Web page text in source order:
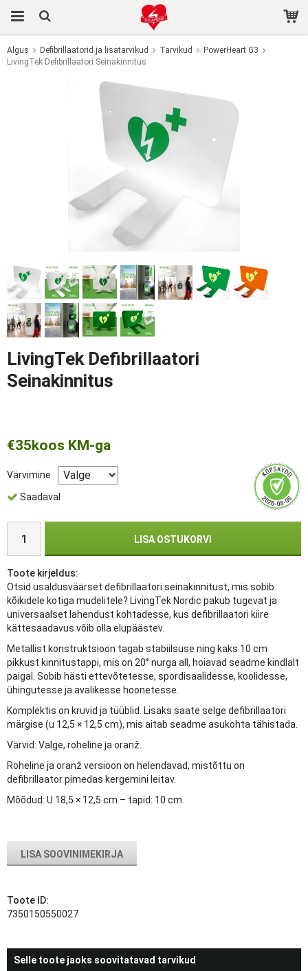
Toode on ostukorvi lisatud.
Algus Defibrillaatorid ja lisatarvikud Tarvikud
PowerHeart G3
LivingTek Defibrillaatori Seinakinnitus
LivingTek Defibrillaatori
Seinakinnitus
€35koos KM-ga
Värvimine
Saadaval
LISA OSTUKORVI
Toote kirjeldus:
Otsid usaldusväärset defibrillaatori seinakinnitust, mis sobib
kõikidele kotiga mudelitele? LivingTek Nordic pakub tugevat ja
universaalset lahendust kohtadesse, kus defibrillaatori kiire
kättesaadavus võib olla elupäästev.
Metallist konstruktsioon tagab stabiilsuse ning kaks 10 cm
pikkust kinnitustappi, mis on 20° nurga all, hoiavad seadme kindlalt
paigal. Sobib hästi ettevõtetesse, spordisaalidesse, koolidesse,
ühingutesse ja avalikesse hoonetesse.
Komplektis on kruvid ja tüüblid. Lisaks saate selge defibrillaatori
märgise (u 12,5 × 12,5 cm), mis aitab seadme asukohta tähistada.
Värvid: Valge, roheline ja oranž.
Roheline ja oranž versioon on helendavad, mistõttu on
defibrillaator pimedas kergemini leitav.
Mõõdud: U 18,5 × 12,5 cm – tapid: 10 cm.
LISA SOOVINIMEKIRJA
Toote ID:
7350150550027
Selle toote jaoks soovitatavad tarvikud